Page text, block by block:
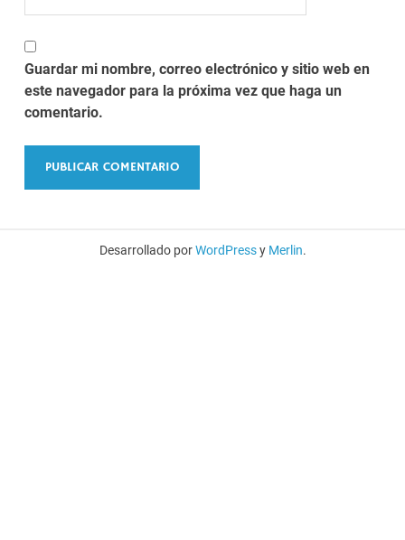
Guardar mi nombre, correo electrónico y sitio web en
este navegador para la próxima vez que haga un
comentario.
Desarrollado porWordPressy Merlin.